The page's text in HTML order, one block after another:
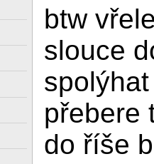
btw
slouce
přebere
do říše